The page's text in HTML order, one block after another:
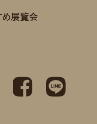
展覧会
Facebook LINE